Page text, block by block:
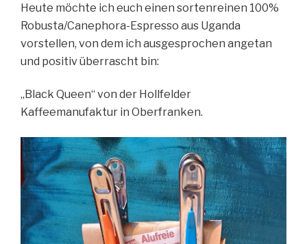
Heute möchte ich euch einen sortenreinen 100%
Robusta/Canephora-Espresso aus Uganda
vorstellen, von dem ich ausgesprochen angetan
und positiv überrascht bin:
„Black Queen“ von der Hollfelder
Kaffeemanufaktur in Oberfranken.